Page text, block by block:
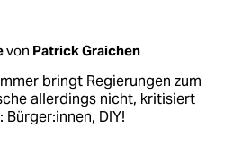
von Patrick Graichen
bringt Regierungen zum
allerdings nicht, kritisiert
DIY!